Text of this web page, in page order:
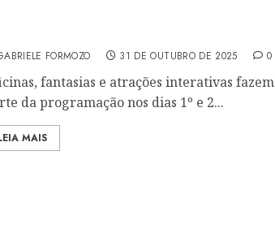
FORMOZO 31 DE OUTUBRO DE 2025 0
fantasias e atrações interativas fazem
da programação nos dias 1º e 2...
MAIS